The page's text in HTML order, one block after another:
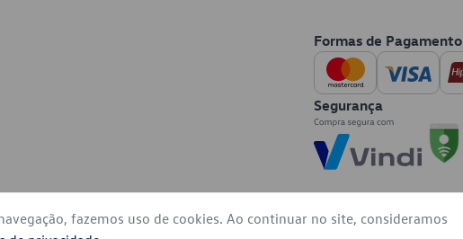
Formas de Pagamento
Segurança
fazemos uso de cookies. Ao continuar no site, consideramos